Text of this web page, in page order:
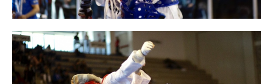
Tesseramento
Licenze WT
Formazione